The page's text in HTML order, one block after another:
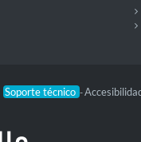
Soporte técnico -